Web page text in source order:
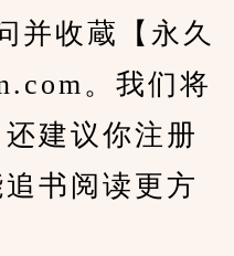
并收蔵【永久
。我们将
建议你注册
书阅读更方